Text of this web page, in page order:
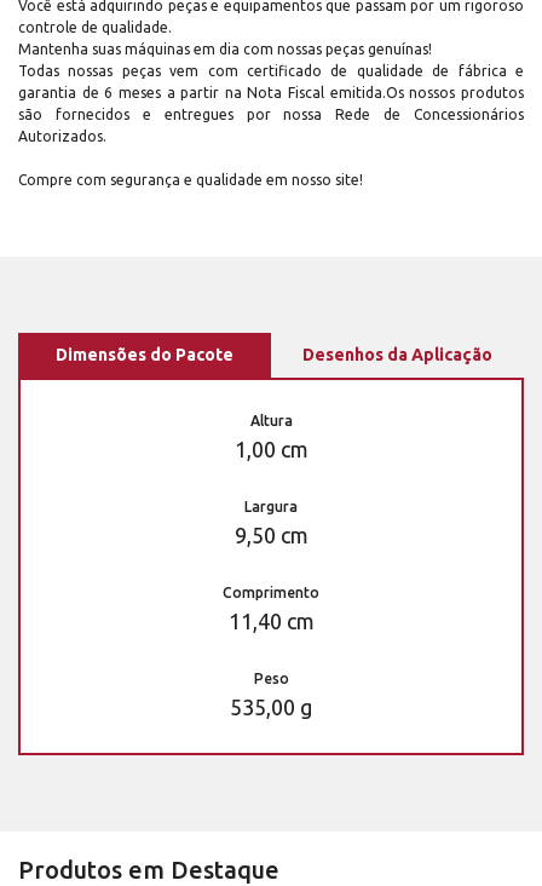
Você está adquirindo peças e equipamentos que passam por um rigoroso
controle de qualidade.
Mantenha suas máquinas em dia com nossas peças genuínas!
Todas nossas peças vem com certificado de qualidade de fábrica e
garantia de 6 meses a partir na Nota Fiscal emitida.Os nossos produtos
são fornecidos e entregues por nossa Rede de Concessionários
Autorizados.
Compre com segurança e qualidade em nosso site!
Dimensões do Pacote Desenhos da Aplicação
Altura
1,00 cm
Largura
9,50 cm
Comprimento
11,40 cm
Peso
535,00 g
Produtos em Destaque